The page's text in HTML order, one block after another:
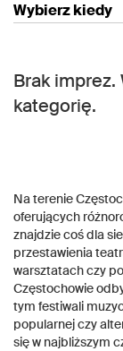
Wybierz kiedy
Brak
kategorię.
Na terenie
oferujących
znajdzie coś dla
przestawienia
warsztatach czy
Częstochowie
tym festiwali
popularnej czy
się w najbliższym